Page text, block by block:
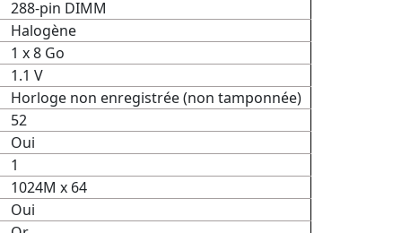
288-pin DIMM
Halogène
1 x 8 Go
1.1 V
Horloge non enregistrée (non tamponnée)
52
Oui
1
1024M x 64
Oui